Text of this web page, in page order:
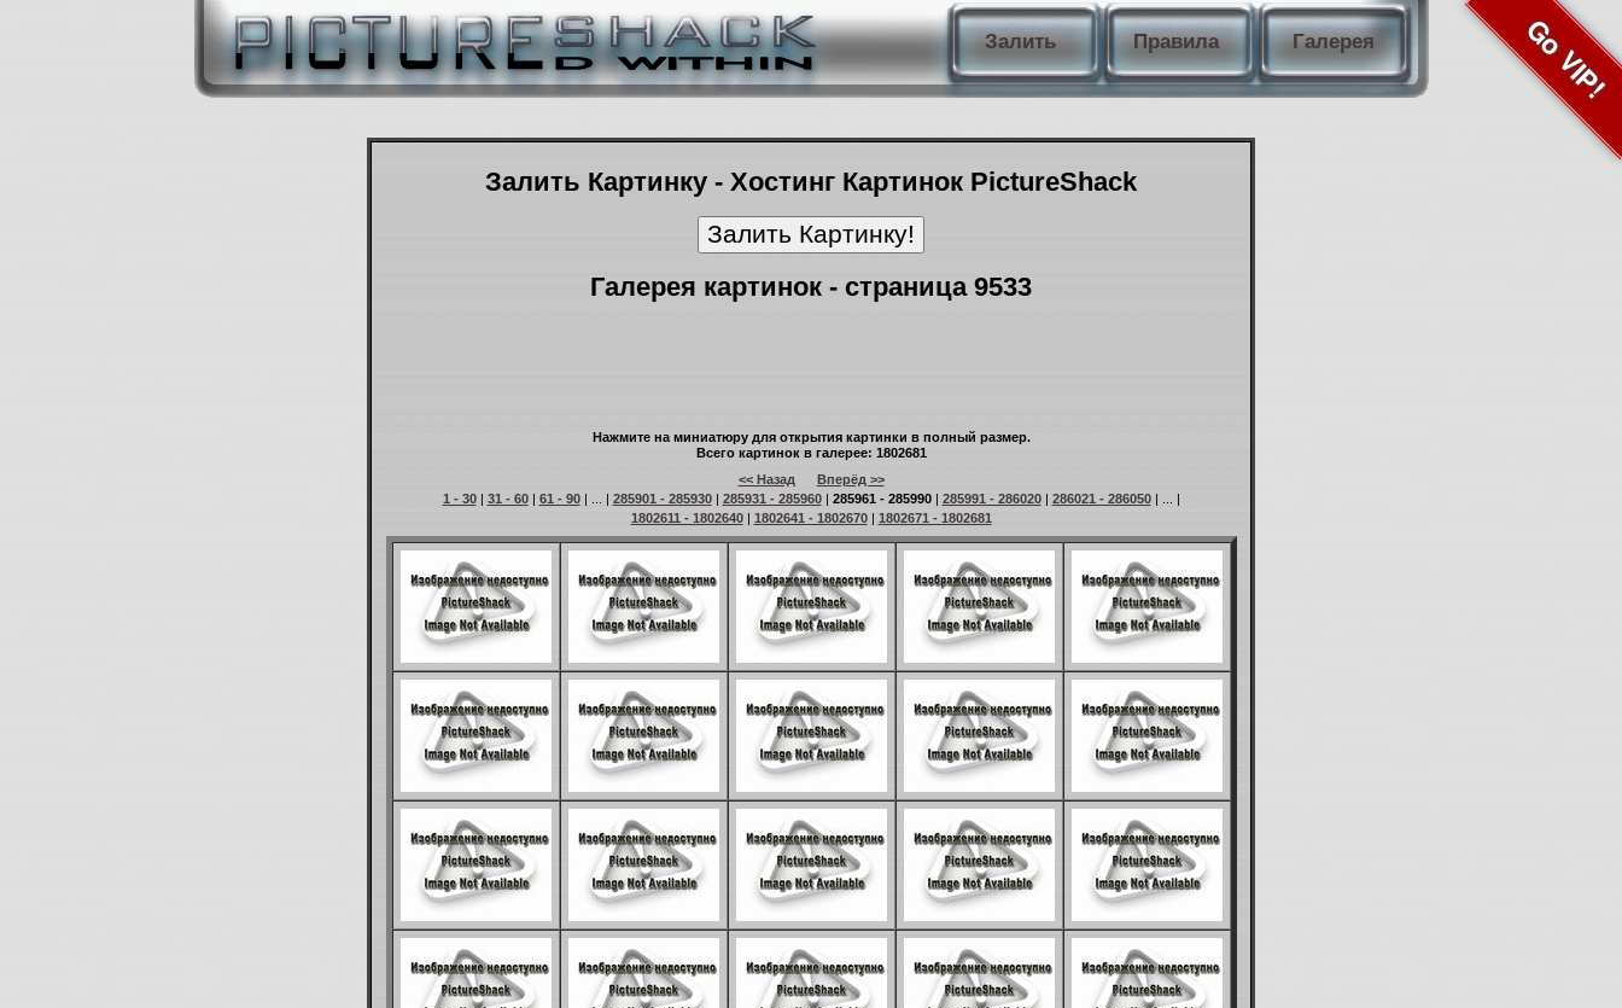
Залить Правила Галерея Go VIP!
Залить Картинку - Хостинг Картинок PictureShack
Галерея картинок - страница 9533
Нажмите на миниатюру для открытия картинки в полный размер.
Всего картинок в галерее: 1802681
<< Назад
Вперёд >>
1 - 30| 31 - 60| 61 - 90| ... | 285901 - 285930| 285931 - 285960| 285961 - 285990| 285991 - 286020| 286021 - 286050| ... |
1802611 - 1802640| 1802641 - 1802670| 1802671 - 1802681